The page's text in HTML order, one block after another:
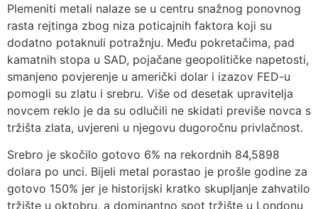
Plemeniti metali nalaze se u centru snažnog ponovnog
rasta rejtinga zbog niza poticajnih faktora koji su
dodatno potaknuli potražnju. Među pokretačima, pad
kamatnih stopa u SAD, pojačane geopolitičke napetosti,
smanjeno povjerenje u američki dolar i izazov FED-u
pomogli su zlatu i srebru. Više od desetak upravitelja
novcem reklo je da su odlučili ne skidati previše novca s
tržišta zlata, uvjereni u njegovu dugoročnu privlačnost.
Srebro je skočilo gotovo 6% na rekordnih 84,5898
dolara po unci. Bijeli metal porastao je prošle godine za
gotovo 150% jer je historijski kratko skupljanje zahvatilo
tržište u oktobru, a dominantno spot tržište u Londonu